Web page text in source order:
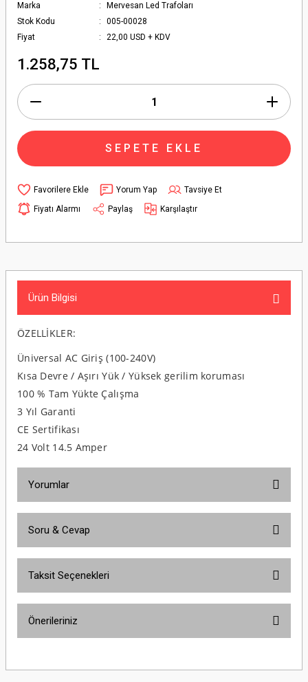
Marka
Mervesan Led Trafoları
Stok Kodu
005-00028
Fiyat
22,00 USD + KDV
1.258,75 TL
SEPETE EKLE
Yorum Yap
Tavsiye Et
Fiyatı Alarmı
Paylaş Karşılaştır
Ürün Bilgisi
ÖZELLİKLER:
Üniversal AC Giriş (100-240V)
Kısa Devre / Aşırı Yük / Yüksek gerilim koruması
100 % Tam Yükte Çalışma
3 Yıl Garanti
CE Sertifikası
24 Volt 14.5 Amper
Yorumlar
Soru & Cevap
Taksit Seçenekleri
Önerileriniz
yetersiz gördüğünüz noktaları öneri formunu kullanarak tarafımıza